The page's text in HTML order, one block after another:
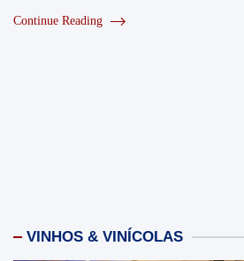
Continue Reading
VINHOS & VINÍCOLAS